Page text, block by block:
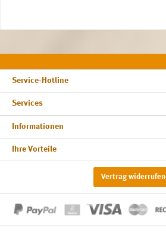
Service-Hotline
Services
Informationen
Ihre Vorteile
Vertrag widerrufen